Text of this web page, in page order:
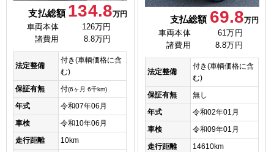
支払総額 134.8万円
車両本体
126万円
諸費用
8.8万円
法定整備
付き(車輌価格に含
む)
保証有無
付(6ヶ月 6千km)
年式
令和07年06月
車検
令和10年06月
走行距離
10km
支払総額 69.8万円
車両本体
61万円
諸費用
8.8万円
法定整備
付き(車輌価格に含
む)
保証有無
無し
年式
令和02年01月
車検
令和09年01月
走行距離
14610km